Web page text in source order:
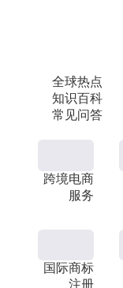
全球热点
知识百科
常见问答
跨境电商
服务
国际商标
注册